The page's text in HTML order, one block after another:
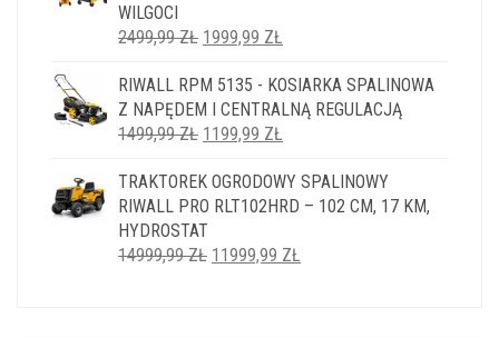
WILGOCI
2499,99ZŁ PIERWOTNA
WYNOSIŁA:
2499,99 ZŁ.
1999,99 ZŁ
WYNOSI:
1999,99 ZŁ.
RIWALL RPM 5135 - KOSIARKA SPALINOWA
Z NAPĘDEM I CENTRALNĄ REGULACJĄ
1499,99ZŁ PIERWOTNA
WYNOSIŁA:
1499,99 ZŁ.
1199,99 ZŁ
WYNOSI:
1199,99 ZŁ.
TRAKTOREK OGRODOWY SPALINOWY
RIWALL PRO RLT102HRD – 102 CM, 17 KM,
HYDROSTAT
14999,99ZŁ PIERWOTNA
11999,99 ZŁ